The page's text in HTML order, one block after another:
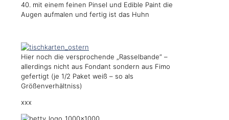
40. mit einem feinen Pinsel und Edible Paint die
Augen aufmalen und fertig ist das Huhn
Hier noch die versprochende „Rasselbande“ –
allerdings nicht aus Fondant sondern aus Fimo
gefertigt (je 1/2 Paket weiß – so als
Größenverhältniss)
xxx